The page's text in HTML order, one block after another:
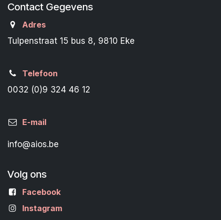
Contact Gegevens
Adres
Tulpenstraat 15 bus 8, 9810 Eke
Telefoon
0032 (0)9 324 46 12
E-mail
info@aios.be
Volg ons
Facebook
Instagram